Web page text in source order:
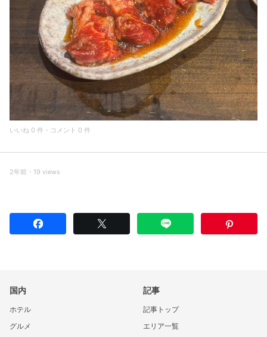
いいね 0 件・コメント 0 件
2年前・19 views
国内
ホテル
グルメ
記事
記事トップ
エリア一覧